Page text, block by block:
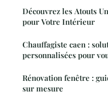
Découvrez les Atouts
pour Votre Intérieur
Chauffagiste caen :
personnalisées pour
Rénovation fenêtre :
sur mesure